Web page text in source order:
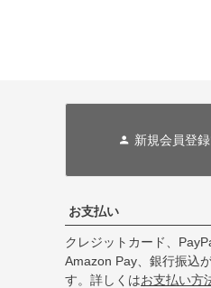
新規会員登
お支払い
クレジットカード、
Amazon Pay、銀行振込
す。詳しくはお支払い方